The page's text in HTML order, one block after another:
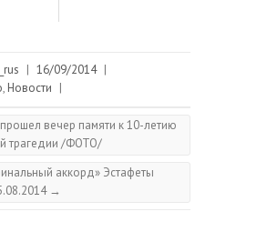
| 16/09/2014 |
, Новости |
вечер памяти к 10-летию
трагедии /ФОТО/
аккорд» Эстафеты
→